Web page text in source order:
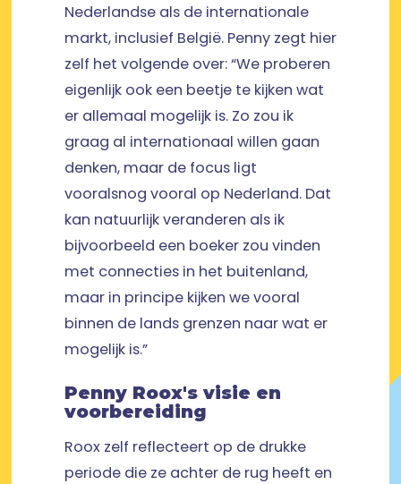
Nederlandse als de internationale
markt, inclusief België. Penny zegt hier
zelf het volgende over: “We proberen
eigenlijk ook een beetje te kijken wat
er allemaal mogelijk is. Zo zou ik
graag al internationaal willen gaan
denken, maar de focus ligt
vooralsnog vooral op Nederland. Dat
kan natuurlijk veranderen als ik
bijvoorbeeld een boeker zou vinden
met connecties in het buitenland,
maar in principe kijken we vooral
binnen de lands grenzen naar wat er
mogelijk is.”
Penny Roox's visie en
voorbereiding
Roox zelf reflecteert op de drukke
periode die ze achter de rug heeft en